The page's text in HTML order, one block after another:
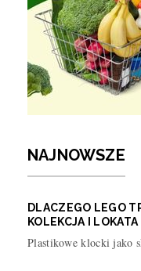
NAJNOWSZE
DLACZEGO LEGO
KOLEKCJA I LOKATA
Plastikowe klocki jako